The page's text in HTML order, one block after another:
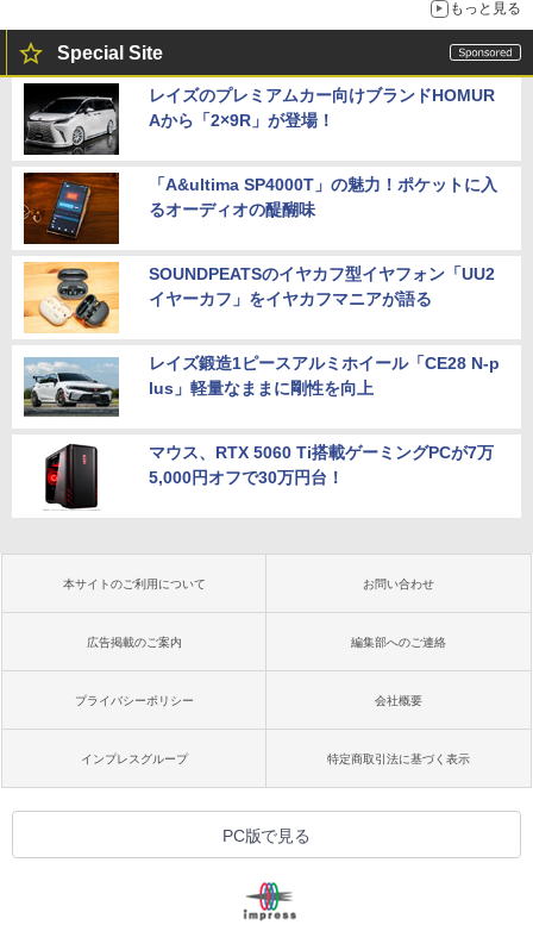
もっと見る
Special Site
レイズのプレミアムカー向けブランドHOMUR
Aから「2×9R」が登場！
「A&ultima SP4000T」の魅力！ポケットに入
るオーディオの醍醐味
SOUNDPEATSのイヤカフ型イヤフォン「UU2
イヤーカフ」をイヤカフマニアが語る
レイズ鍛造1ピースアルミホイール「CE28 N-p
lus」軽量なままに剛性を向上
マウス、RTX 5060 Ti搭載ゲーミングPCが7万
5,000円オフで30万円台！
本サイトのご利用について お問い合わせ
広告掲載のご案内 編集部へのご連絡
プライバシーポリシー 会社概要
インプレスグループ 特定商取引法に基づく表示
PC版で見る